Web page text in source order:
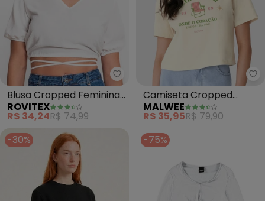
Rovitex - Blusa Cropped
Blusa Cropped Feminina
Decote V (Bege)
ROVITEX
R$ 34,24R$ 74,99
Camiseta Cropped
Beira-Mar (Off White)
MALWEE
R$ 35,95R$ 79,90
-30%
-75%